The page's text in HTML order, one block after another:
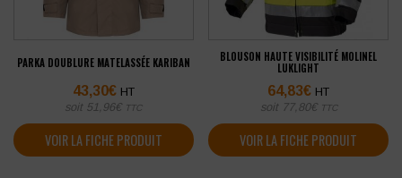
PARKA DOUBLURE MATELASSÉE KARIBAN
43,30€ HT
soit 51,96€ TTC
VOIR LA FICHE PRODUIT
BLOUSON HAUTE VISIBILITÉ MOLINEL
LUKLIGHT
64,83€ HT
soit 77,80€ TTC
VOIR LA FICHE PRODUIT